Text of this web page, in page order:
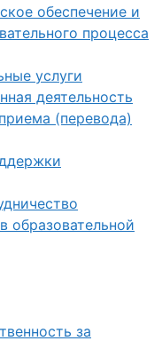
обеспечение и
процесса
услуги
деятельность
(перевода)
образовательной
за